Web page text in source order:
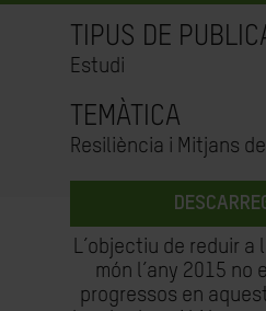
TIPUS DE
Estudi
TEMÀTICA
Resiliència i Mitjans
L’objectiu de reduir
món l’any 2015 no
progressos en